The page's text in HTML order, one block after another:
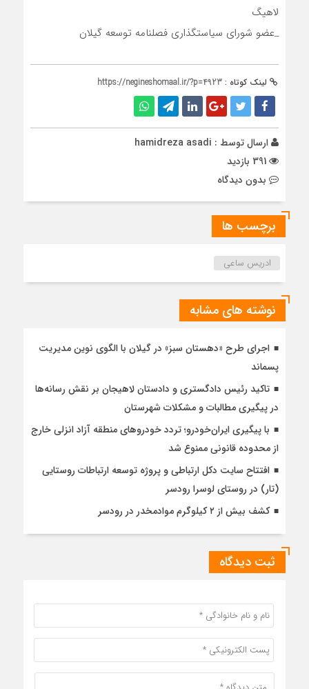
لاهیگ
_عضو شورای سیاستگذاری فصلنامه توسعه گیلان
لینک کوتاه : https://negineshomaal.ir/?p=4923
ارسال توسط : hamidreza asadi
بدون دیدگاه
برچسب ها
ادریس ساعی
نوشته های مشابه
اجرای طرح «دهستان سبز» در گیلان با الگوی نوین مدیریت
پسماند
تاکید رئیس دادگستری و دادستان لاهیجان بر نقش رسانه‌ها
در پیگیری مطالبات و مشکلات شهرستان
با پیگیری ایران‌خودرو؛ تردد خودروهای منطقه آزاد انزلی خارج
از محدوده قانونی ممنوع شد
افتتاح سایت دکل ارتباطی و پروژه توسعه ارتباطات روستایی
(تار) در روستای لوسرا رودسر
کشف بیش از ۲ کیلوگرم موادمخدر در رودسر
ثبت دیدگاه